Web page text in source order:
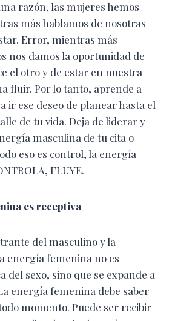
razón, las mujeres hemos
más hablamos de nosotras
Error, mientras más
nos damos la oportunidad de
el otro y de estar en nuestra
fluir. Por lo tanto, aprende a
ir ese deseo de planear hasta el
de tu vida. Deja de liderar y
masculina de tu cita o
eso es control, la energía
FLUYE.
es receptiva
del masculino y la
energía femenina no es
del sexo, sino que se expande a
energía femenina debe saber
momento. Puede ser recibir